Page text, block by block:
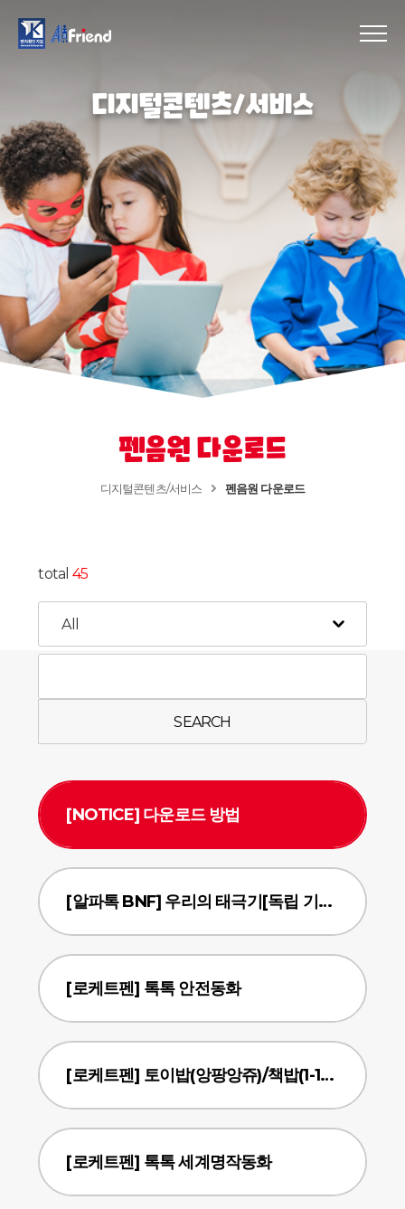
디지털콘텐츠/서비스
펜음원 다운로드
디지털콘텐츠/서비스 펜음원 다운로드
total 45
SEARCH
[NOTICE] 다운로드 방법
[알파톡 BNF] 우리의 태극기[독립 기념관]
[로케트펜] 톡톡 안전동화
[로케트펜] 토이밥(앙팡앙쥬)/책밥(1-12호)
[로케트펜] 톡톡 세계명작동화